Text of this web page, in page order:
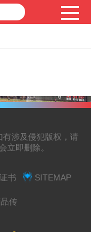
涉及侵犯版权，请
立即删除。
书 SITEMAP
传